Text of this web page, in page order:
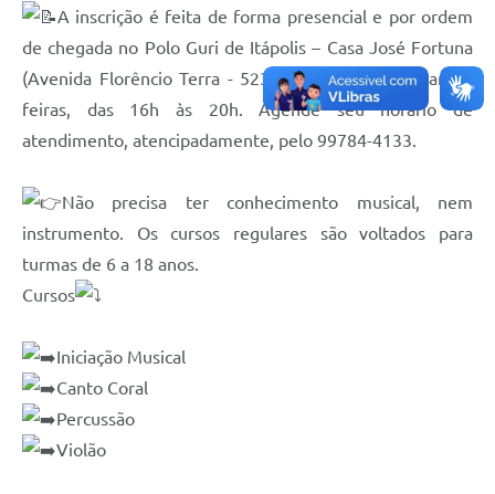
Feriados Municipais
Bairros Rurais
Galeria de Fotos
Audiências Públicas
Arquivos para Download
Notícias
Turismo
Galeria de Vídeos
A inscrição é feita de forma presencial e por ordem
de chegada no Polo Guri de Itápolis – Casa José Fortuna
(Avenida Florêncio Terra - 523), as segundas e quartas-
feiras, das 16h às 20h. Agende seu horário de
atendimento, atencipadamente, pelo 99784-4133.
Não precisa ter conhecimento musical, nem
instrumento. Os cursos regulares são voltados para
turmas de 6 a 18 anos.
Cursos
Iniciação Musical
Canto Coral
Percussão
Violão